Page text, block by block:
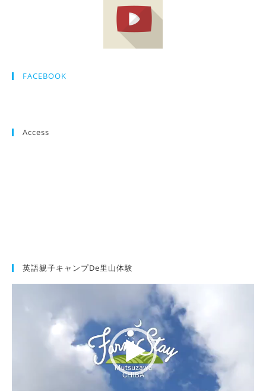
FACEBOOK
Access
英語親子キャンプde里山体験